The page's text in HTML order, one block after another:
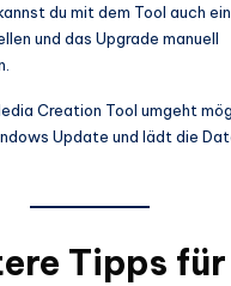
du mit dem Tool auch
und das Upgrade manuell
Creation Tool umgeht
Update und lädt die
Tipps